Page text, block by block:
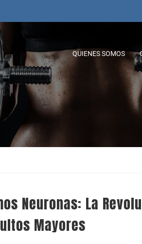
QUIENES SOMOS
Neuronas: La
Mayores